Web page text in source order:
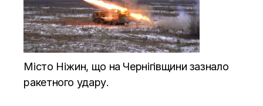
Місто Ніжин, що на Чернігівщини зазнало
ракетного удару.